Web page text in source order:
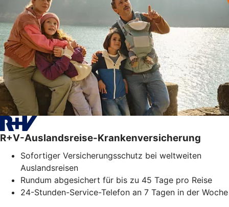
R+V-Auslandsreise-Krankenversicherung
Sofortiger Versicherungsschutz bei weltweiten
Auslandsreisen
Rundum abgesichert für bis zu 45 Tage pro Reise
24-Stunden-Service-Telefon an 7 Tagen in der Woche